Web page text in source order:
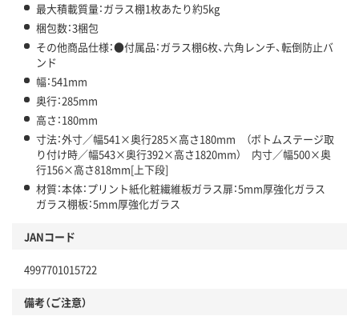
最大積載質量：ガラス棚1枚あたり約5kg
梱包数：3梱包
その他商品仕様：●付属品：ガラス棚6枚、六角レンチ、転倒防止バ
ンド
幅：541mm
奥行：285mm
高さ：180mm
寸法：外寸／幅541×奥行285×高さ180mm （ボトムステージ取
り付け時／幅543×奥行392×高さ1820mm） 内寸／幅500×奥
行156×高さ818mm[上下段]
材質：本体：プリント紙化粧繊維板ガラス扉：5mm厚強化ガラス
ガラス棚板：5mm厚強化ガラス
JANコード
4997701015722
備考（ご注意）